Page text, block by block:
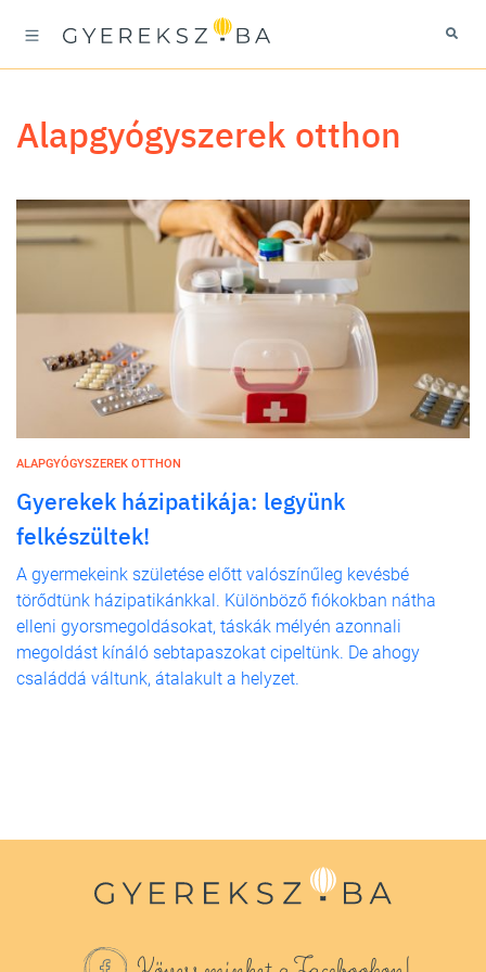
alapgyógyszerek otthon
ALAPGYÓGYSZEREK OTTHON
Gyerekek házipatikája: legyünk
felkészültek!
A gyermekeink születése előtt valószínűleg kevésbé
törődtünk házipatikánkkal. Különböző fiókokban nátha
elleni gyorsmegoldásokat, táskák mélyén azonnali
megoldást kínáló sebtapaszokat cipeltünk. De ahogy
családdá váltunk, átalakult a helyzet.